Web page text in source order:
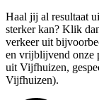
Haal jij al resultaat
sterker kan? Klik
verkeer uit
en vrijblijvend onze
uit Vijfhuizen,
Vijfhuizen).